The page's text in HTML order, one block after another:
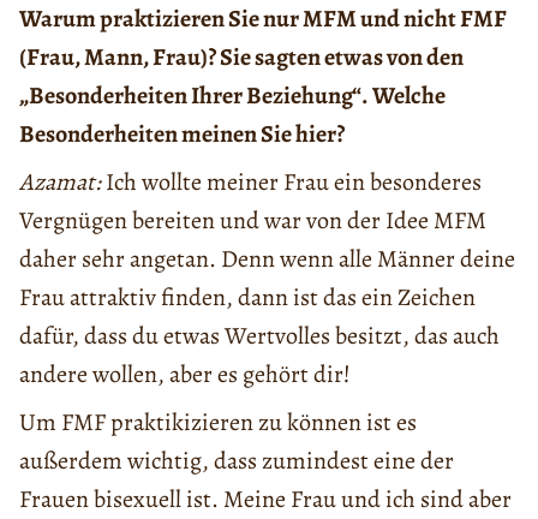
Warum praktizieren Sie nur MFM und nicht FMF
(Frau, Mann, Frau)? Sie sagten etwas von den
„Besonderheiten Ihrer Beziehung“. Welche
Besonderheiten meinen Sie hier?
Azamat:Ich wollte meiner Frau ein besonderes
Vergnügen bereiten und war von der Idee MFM
daher sehr angetan. Denn wenn alle Männer deine
Frau attraktiv finden, dann ist das ein Zeichen
dafür, dass du etwas Wertvolles besitzt, das auch
andere wollen, aber es gehört dir!
Um FMF praktikizieren zu können ist es
außerdem wichtig, dass zumindest eine der
Frauen bisexuell ist. Meine Frau und ich sind aber